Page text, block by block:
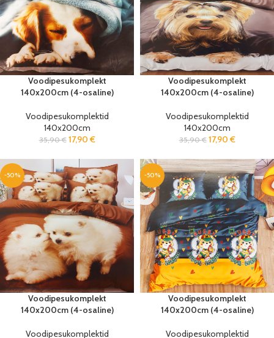
Voodipesukomplekt
140x200cm (4-osaline)
Voodipesukomplektid
140x200cm
35,90€ 17,90 €
Voodipesukomplekt
140x200cm (4-osaline)
Voodipesukomplektid
140x200cm
35,90€ 17,90 €
-50%
Voodipesukomplekt
140x200cm (4-osaline)
Voodipesukomplektid
-50%
Voodipesukomplekt
140x200cm (4-osaline)
Voodipesukomplektid